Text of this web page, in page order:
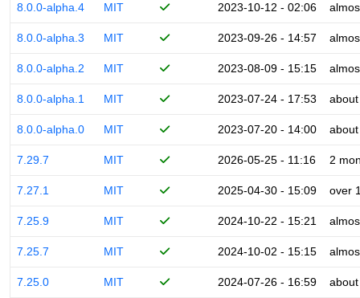
8.0.0-alpha.4 MIT 2023-10-12 - 02:06
8.0.0-alpha.3 MIT 2023-09-26 - 14:57
8.0.0-alpha.2 MIT 2023-08-09 - 15:15
8.0.0-alpha.1 MIT 2023-07-24 - 17:53
8.0.0-alpha.0 MIT 2023-07-20 - 14:00
7.29.7 MIT 2026-05-25 - 11:16 2
7.27.1 MIT 2025-04-30 - 15:09 over
7.25.9 MIT 2024-10-22 - 15:21
7.25.7 MIT 2024-10-02 - 15:15
7.25.0 MIT 2024-07-26 - 16:59